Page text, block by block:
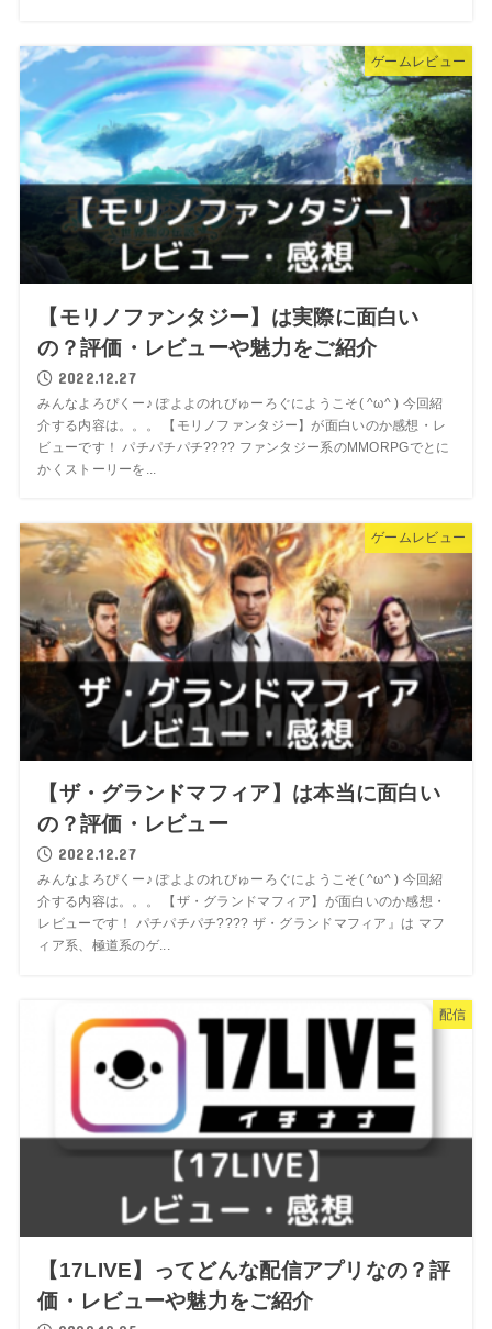
ゲームレビュー
【モリノファンタジー】は実際に面白い
の？評価・レビューや魅力をご紹介
2022.12.27
みんなよろぴくー♪ ぽよよのれびゅーろぐにようこそ( ^ω^ ) 今回紹
介する内容は。。。 【モリノファンタジー】が面白いのか感想・レ
ビューです！ パチパチパチ???? ファンタジー系のMMORPGでとに
かくストーリーを...
ゲームレビュー
【ザ・グランドマフィア】は本当に面白い
の？評価・レビュー
2022.12.27
みんなよろぴくー♪ ぽよよのれびゅーろぐにようこそ( ^ω^ ) 今回紹
介する内容は。。。 【ザ・グランドマフィア】が面白いのか感想・
レビューです！ パチパチパチ???? ザ・グランドマフィア』は マフ
ィア系、極道系のゲ...
配信
【17LIVE】ってどんな配信アプリなの？評
価・レビューや魅力をご紹介